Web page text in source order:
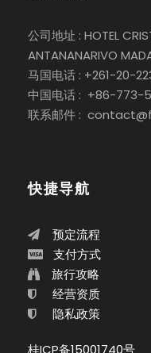
公司地址 : HOTEL
ANTANANARIVO
马国电话 : +261-20-
中国电话 : +86-773-
联系邮件 :
快捷导航
预定流程
支付方式
旅行攻略
经营资质
隐私政策
桂ICP备15001740号